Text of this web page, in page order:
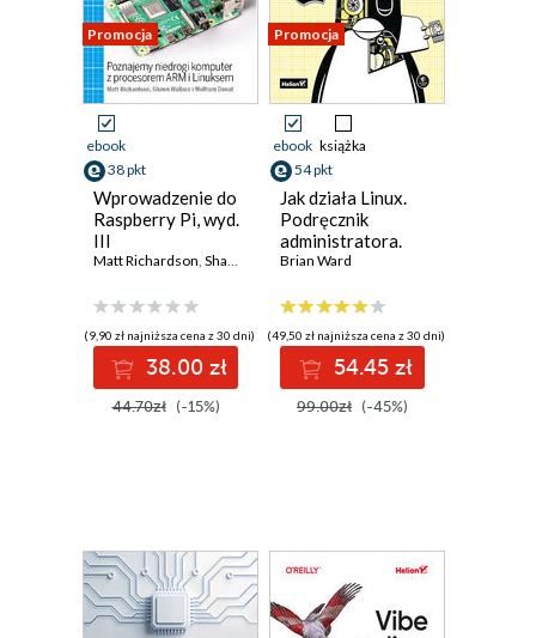
Promocja
ebook
38 pkt
Wprowadzenie do
Raspberry Pi, wyd.
III
Matt Richardson, Shawn Wallace ,Wolfram Donat
(9,90 zł najniższa cena z 30 dni)
38.00 zł
44.70zł (-15%)
Promocja
ebook książka
54 pkt
Jak działa Linux.
Podręcznik
administratora.
Wydanie III
Brian Ward
(49,50 zł najniższa cena z 30 dni)
54.45 zł
99.00zł (-45%)